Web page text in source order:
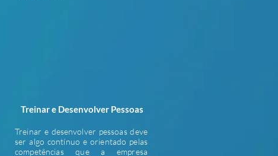
Treinar e Desenvolver Pessoas
Treinar e desenvolver pessoas deve
ser algo contínuo e orientado pelas
competências que a empresa